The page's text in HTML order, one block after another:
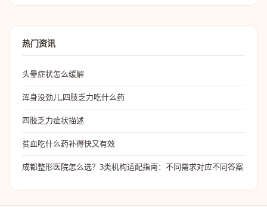
热门资讯
头晕症状怎么缓解
浑身没劲儿,四肢乏力吃什么药
四肢乏力症状描述
贫血吃什么药补得快又有效
成都整形医院怎么选？3类机构适配指南：不同需求对应不同答案